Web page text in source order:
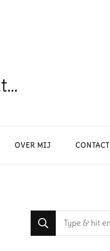
OVER MIJ CONTACT
Op
zoek